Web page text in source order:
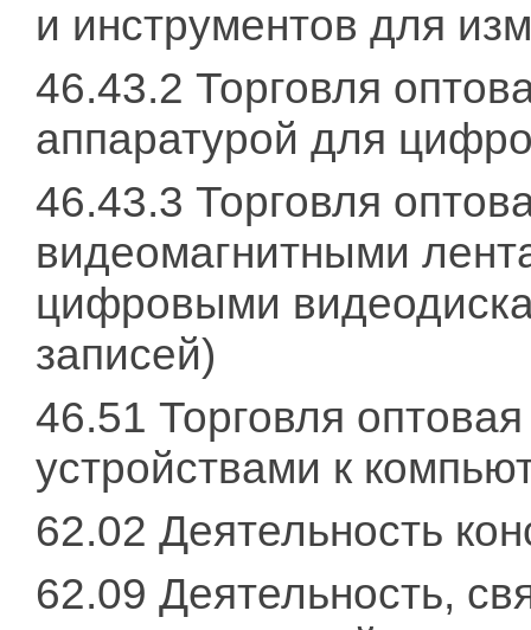
и инструментов для
46.43.2 Торговля
аппаратурой для
46.43.3 Торговля
видеомагнитными
цифровыми
записей)
46.51 Торговля
устройствами к
62.02 Деятельность
62.09 Деятельность,